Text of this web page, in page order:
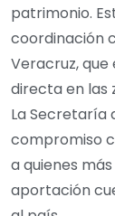
patrimonio.
coordinación
Veracruz,
directa en las
La Secretaría
compromiso
a quienes
aportación